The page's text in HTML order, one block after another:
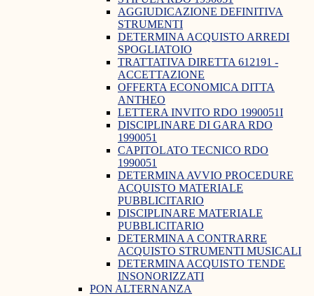
AGGIUDICAZIONE DEFINITIVA
STRUMENTI
DETERMINA ACQUISTO ARREDI
SPOGLIATOIO
TRATTATIVA DIRETTA 612191 -
ACCETTAZIONE
OFFERTA ECONOMICA DITTA
ANTHEO
LETTERA INVITO RDO 1990051I
DISCIPLINARE DI GARA RDO
1990051
CAPITOLATO TECNICO RDO
1990051
DETERMINA AVVIO PROCEDURE
ACQUISTO MATERIALE
PUBBLICITARIO
DISCIPLINARE MATERIALE
PUBBLICITARIO
DETERMINA A CONTRARRE
ACQUISTO STRUMENTI MUSICALI
DETERMINA ACQUISTO TENDE
INSONORIZZATI
PON ALTERNANZA